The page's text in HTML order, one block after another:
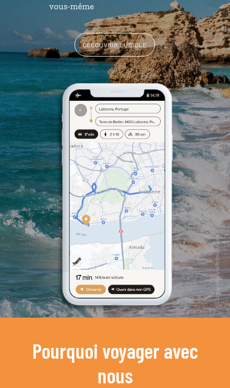
vous-même
DÉCOUVRIR LUCIOLE
Pourquoi voyager avec
nous